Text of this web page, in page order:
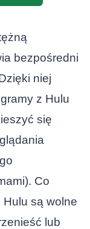
bezpośredni
niej
z Hulu
się
Co
są wolne
lub